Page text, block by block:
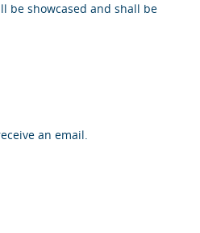
be showcased and shall be
an email.